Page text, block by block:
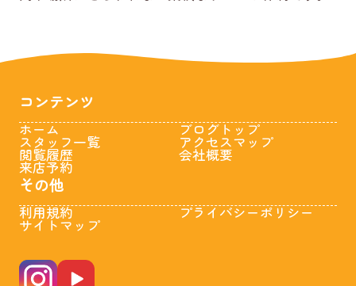
コンテンツ
ホーム
スタッフ一覧
閲覧履歴
来店予約
ブログトップ
アクセスマップ
会社概要
その他
利用規約
サイトマップ
プライバシーポリシー